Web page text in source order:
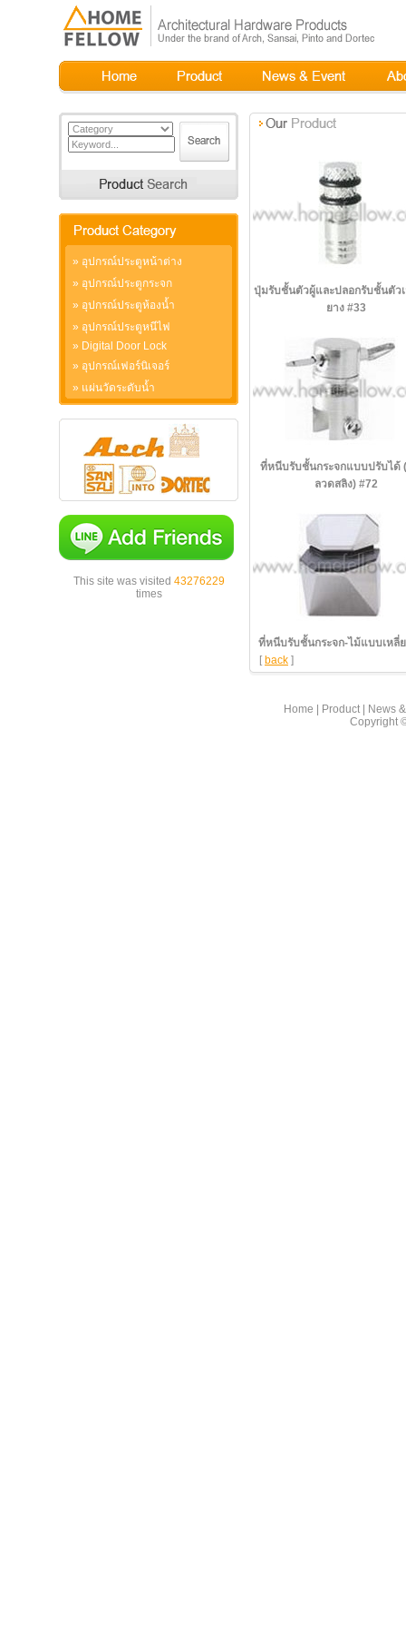
» อุปกรณ์ประตูหน้าต่าง
» อุปกรณ์ประตูกระจก
» อุปกรณ์ประตูห้องน้ำ
» อุปกรณ์ประตูหนีไฟ
» Digital Door Lock
» อุปกรณ์เฟอร์นิเจอร์
» แผ่นวัดระดับน้ำ
This site was visited 43276229
times
ปุ่มรับชั้นตัวผู้และปลอกรับชั้นตัว
ยาง #33
ที่หนีบรับชั้นกระจกแบบปรับได้
ลวดสลิง) #72
ที่หนีบรับชั้นกระจก-ไม้แบบเหลี่
[ back ]
Home Product|
News
Copyright